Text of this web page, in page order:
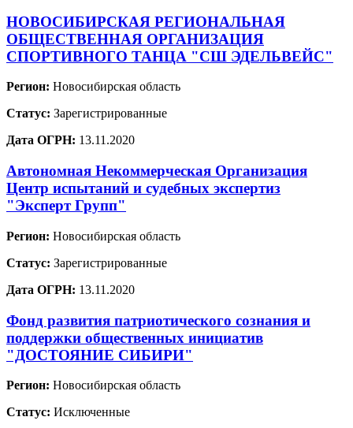
НОВОСИБИРСКАЯ РЕГИОНАЛЬНАЯ
ОБЩЕСТВЕННАЯ ОРГАНИЗАЦИЯ
СПОРТИВНОГО ТАНЦА "СШ ЭДЕЛЬВЕЙС"
Регион: Новосибирская область
Статус: Зарегистрированные
Дата ОГРН: 13.11.2020
Автономная Некоммерческая Организация
Центр испытаний и судебных экспертиз
"Эксперт Групп"
Регион: Новосибирская область
Статус: Зарегистрированные
Дата ОГРН: 13.11.2020
Фонд развития патриотического сознания и
поддержки общественных инициатив
"ДОСТОЯНИЕ СИБИРИ"
Регион: Новосибирская область
Статус: Исключенные